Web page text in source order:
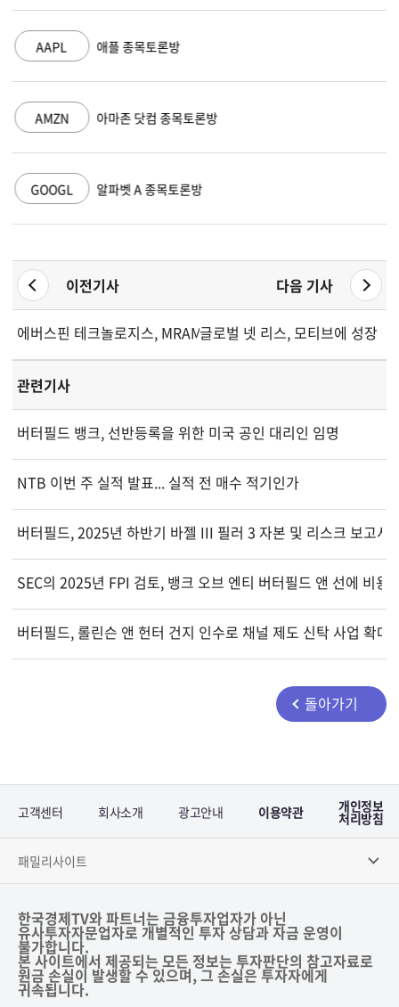
AAPL 애플 종목토론방
AMZN 아마존 닷컴 종목토론방
GOOGL 알파벳 A 종목토론방
이전기사 다음 기사
에버스핀 테크놀로지스, MRAM 성장과 비용 사이 균형 모색
글로벌 넷 리스, 모티브에 성장
관련기사
버터필드 뱅크, 선반등록을 위한 미국 공인 대리인 임명
NTB 이번 주 실적 발표... 실적 전 매수 적기인가
버터필드, 2025년 하반기 바젤 III 필러 3 자본 및 리스크 보고서
SEC의 2025년 FPI 검토, 뱅크 오브 엔티 버터필드 앤 선에 비용
버터필드, 롤린슨 앤 헌터 건지 인수로 채널 제도 신탁 사업 확대
돌아가기
고객센터 회사소개 광고안내 이용약관 개인정보
처리방침
패밀리사이트
한국경제TV와 파트너는 금융투자업자가 아닌
유사투자자문업자로 개별적인 투자 상담과 자금 운영이
불가합니다.
본 사이트에서 제공되는 모든 정보는 투자판단의 참고자료로
원금 손실이 발생할 수 있으며, 그 손실은 투자자에게
귀속됩니다.